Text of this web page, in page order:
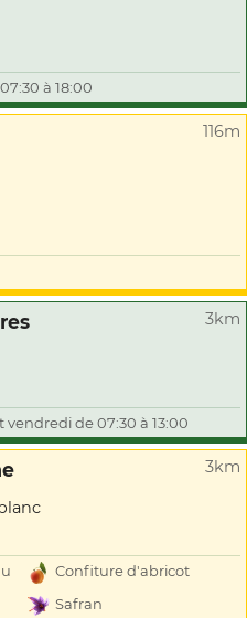
à 18:00
116m
3km
vendredi de 07:30 à 13:00
3km
Confiture d'abricot
Safran